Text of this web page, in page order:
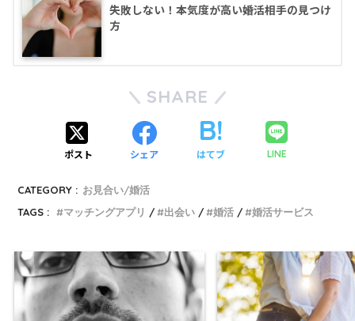
失敗しない！本気度が高い婚活相手の見つけ
方
SHARE
ポスト シェア はてブ LINE
CATEGORY : お見合い/婚活
TAGS :
マッチングアプリ 出会い 婚活 婚活サービス